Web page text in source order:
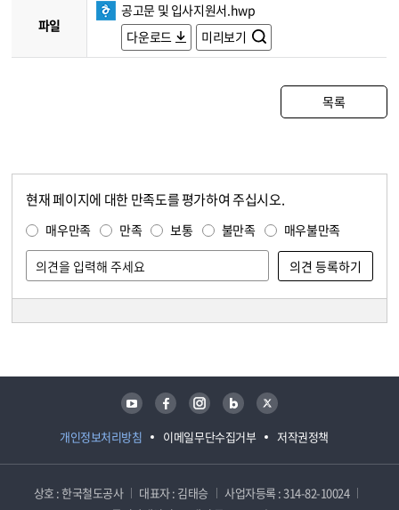
파일
공고문 및 입사지원서.hwp
다운로드
미리보기
목록
현재 페이지에 대한 만족도를 평가하여 주십시오.
매우만족 만족 보통 불만족 매우불만족
개인정보처리방침 이메일무단수집거부 저작권정책
유튜브 페이스북 인스타그램 블로그 트위터
상호 : 한국철도공사 대표자 : 김태승
사업자등록 : 314-82-10024